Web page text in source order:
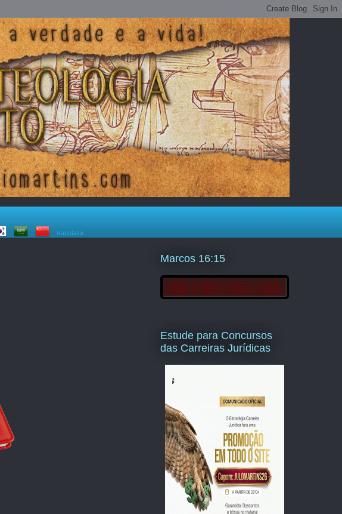
translator
Marcos 16:15
Estude para Concursos
das Carreiras Jurídicas